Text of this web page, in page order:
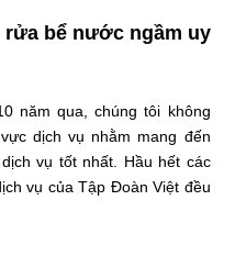
rửa bể nước ngầm uy
năm qua, chúng tôi không
dịch vụ nhằm mang đến
vụ tốt nhất. Hầu hết các
vụ củaTập Đoàn Việt đều